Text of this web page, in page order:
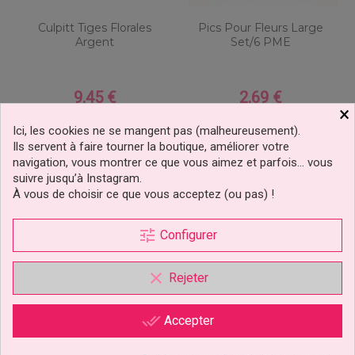
Culpitt Tiges Florales
Argent
Prix
9,45 €
Ajouter au panier
Pics Pour Fleurs Large
Set/6 PME
Prix
2,69 €
Ajouter au panier
×
Ici, les cookies ne se mangent pas (malheureusement).
Ils servent à faire tourner la boutique, améliorer votre
navigation, vous montrer ce que vous aimez et parfois… vous
suivre jusqu’à Instagram.
À vous de choisir ce que vous acceptez (ou pas) !
tune Configurer
clear Rejeter
done_all Accepter